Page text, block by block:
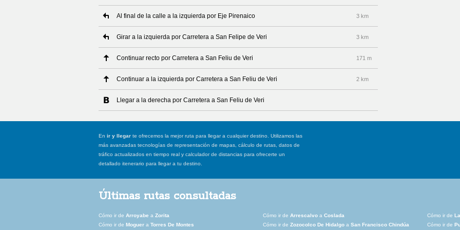
Al final de la calle a la izquierda por Eje Pirenaico 3 km
Girar a la izquierda por Carretera a San Felipe de Veri 3 km
Continuar recto por Carretera a San Feliu de Veri 171 m
Continuar a la izquierda por Carretera a San Feliu de Veri 2 km
Llegar a la derecha por Carretera a San Feliu de Veri
En ir y llegar te ofrecemos la mejor ruta para llegar a cualquier destino. Utilizamos las
más avanzadas tecnologías de representación de mapas, cálculo de rutas, datos de
tráfico actualizados en tiempo real y calculador de distancias para ofrecerte un
detallado itenerario para llegar a tu destino.
Últimas rutas consultadas
Cómo ir de Arroyabe a Zorita Cómo ir de Arrescalvo a Coslada Cómo ir de
Cómo ir de Moguer a Torres De Montes Cómo ir de Zozocolco De Hidalgo a San Francisco Chindúa Cómo ir de